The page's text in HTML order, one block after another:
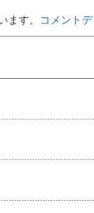
ます。
コメントデ